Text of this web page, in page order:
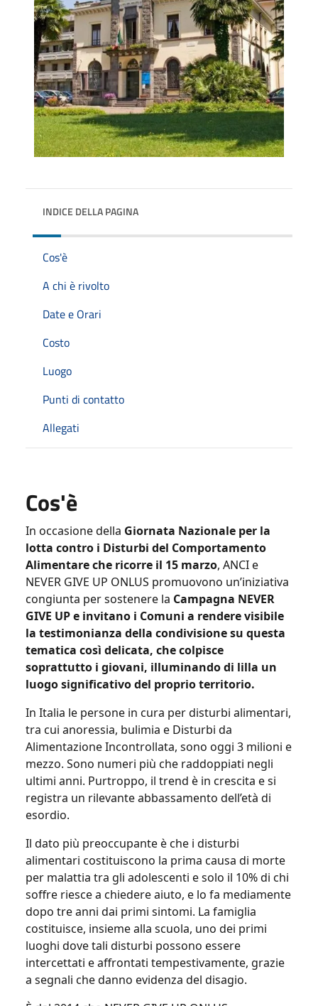
INDICE DELLA PAGINA
Cos'è
A chi è rivolto
Date e Orari
Costo
Luogo
Punti di contatto
Allegati
Cos'è
In occasione della Giornata Nazionale per la
lotta contro i Disturbi del Comportamento
Alimentareche ricorre il 15 marzo, ANCI e
NEVER GIVE UP ONLUS promuovono un’iniziativa
congiunta per sostenere la Campagna NEVER
GIVE UP e invitano i Comuni a rendere visibile
la testimonianza della condivisione su questa
tematica così delicata, che colpisce
soprattutto i giovani, illuminando di lilla un
luogo significativo del proprio territorio.
In Italia le persone in cura per disturbi alimentari,
tra cui anoressia, bulimia e Disturbi da
Alimentazione Incontrollata, sono oggi 3 milioni e
mezzo. Sono numeri più che raddoppiati negli
ultimi anni. Purtroppo, il trend è in crescita e si
registra un rilevante abbassamento dell’età di
esordio.
Il dato più preoccupante è che i disturbi
alimentari costituiscono la prima causa di morte
per malattia tra gli adolescenti e solo il 10% di chi
soffre riesce a chiedere aiuto, e lo fa mediamente
dopo tre anni dai primi sintomi. La famiglia
costituisce, insieme alla scuola, uno dei primi
luoghi dove tali disturbi possono essere
intercettati e affrontati tempestivamente, grazie
a segnali che danno evidenza del disagio.